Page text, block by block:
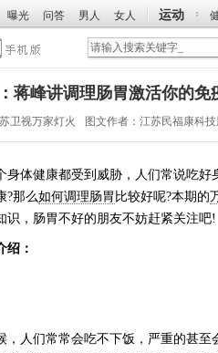
曝光 问答 男人 女人 运动
蒋峰讲调理肠胃激活你的免
卫视万家灯火 图文作者： 江苏民福康科技
体健康都受到威胁，人们常说吃好
?那么如何调理肠胃 比较好呢?本期的
识，肠胃不好的朋友不妨赶紧关注吧!
：
人们常常会吃不下饭，严重的甚至